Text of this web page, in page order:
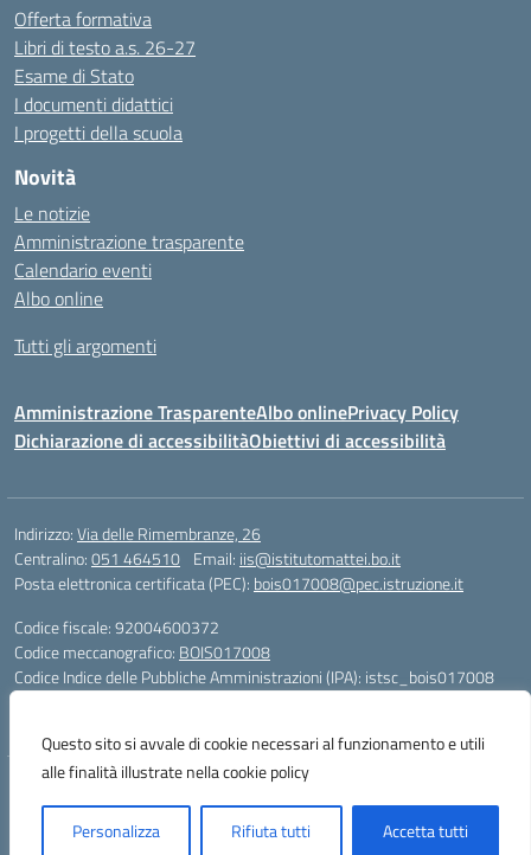
Questo sito si avvale di cookie necessari al funzionamento e utili
alle finalità illustrate nella cookie policy
Personalizza Rifiuta tutti Accetta tutti
Offerta formativa
Libri di testo a.s. 26-27
Esame di Stato
I documenti didattici
I progetti della scuola
Novità
Le notizie
Amministrazione trasparente
Calendario eventi
Albo online
Tutti gli argomenti
Amministrazione TrasparenteAlbo onlinePrivacy Policy
Dichiarazione di accessibilitàObiettivi di accessibilità
Indirizzo:Via delle Rimembranze, 26
Centralino:051 464510 Email: iis@istitutomattei.bo.it
Posta elettronica certificata (PEC): bois017008@pec.istruzione.it
Codice fiscale: 92004600372
Codice meccanografico: BOIS017008
Codice Indice delle Pubbliche Amministrazioni (IPA): istsc_bois017008
Concept & Design by Designers Italia